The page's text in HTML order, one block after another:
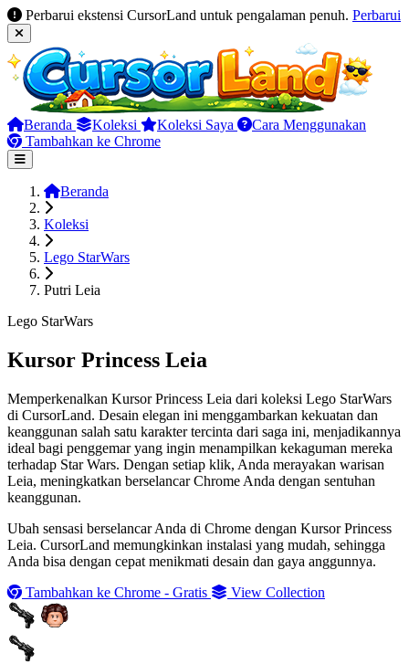
Perbarui ekstensi CursorLand untuk pengalaman penuh. Perbarui
Beranda Koleksi Koleksi Saya
Cara Menggunakan
Tambahkan ke Chrome
Beranda
Koleksi
Lego StarWars
Putri Leia
Lego StarWars
Kursor Princess Leia
Memperkenalkan Kursor Princess Leia dari koleksi Lego StarWars
di CursorLand. Desain elegan ini menggambarkan kekuatan dan
keanggunan salah satu karakter tercinta dari saga ini, menjadikannya
ideal bagi penggemar yang ingin menampilkan kekaguman mereka
terhadap Star Wars. Dengan setiap klik, Anda merayakan warisan
Leia, meningkatkan berselancar Chrome Anda dengan sentuhan
keanggunan.
Ubah sensasi berselancar Anda di Chrome dengan Kursor Princess
Leia. CursorLand memungkinkan instalasi yang mudah, sehingga
Anda bisa dengan cepat menikmati desain dan gaya anggunnya.
Tambahkan ke Chrome - Gratis
View Collection